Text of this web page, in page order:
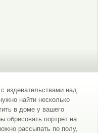
издевательствами над
найти несколько
в доме у вашего
обрисовать портрет на
рассыпать по полу,